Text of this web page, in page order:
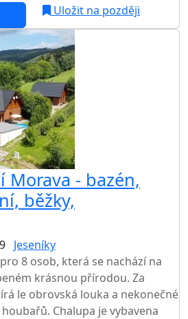
Uložit na později
Morava - bazén,
běžky,
Jeseníky
8 osob, která se nachází na
krásnou přírodou. Za
le obrovská louka a nekonečné
Chalupa je vybavena